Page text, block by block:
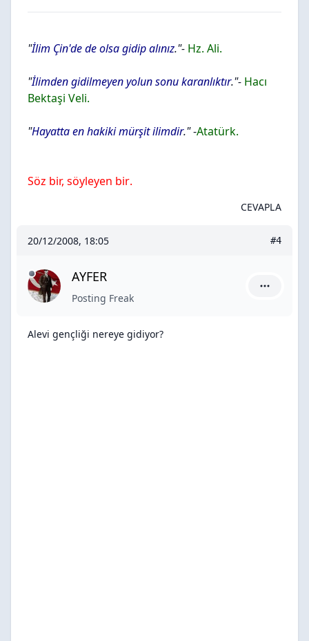
"İlim Çin'de de olsa gidip alınız."- Hz. Ali.
"İlimden gidilmeyen yolun sonu karanlıktır."- Hacı
Bektaşi Veli.
"Hayatta en hakiki mürşit ilimdir."-Atatürk.
Söz bir, söyleyen bir.
CEVAPLA
20/12/2008, 18:05 #4
AYFER
Posting Freak
Alevi gençliği nereye gidiyor?